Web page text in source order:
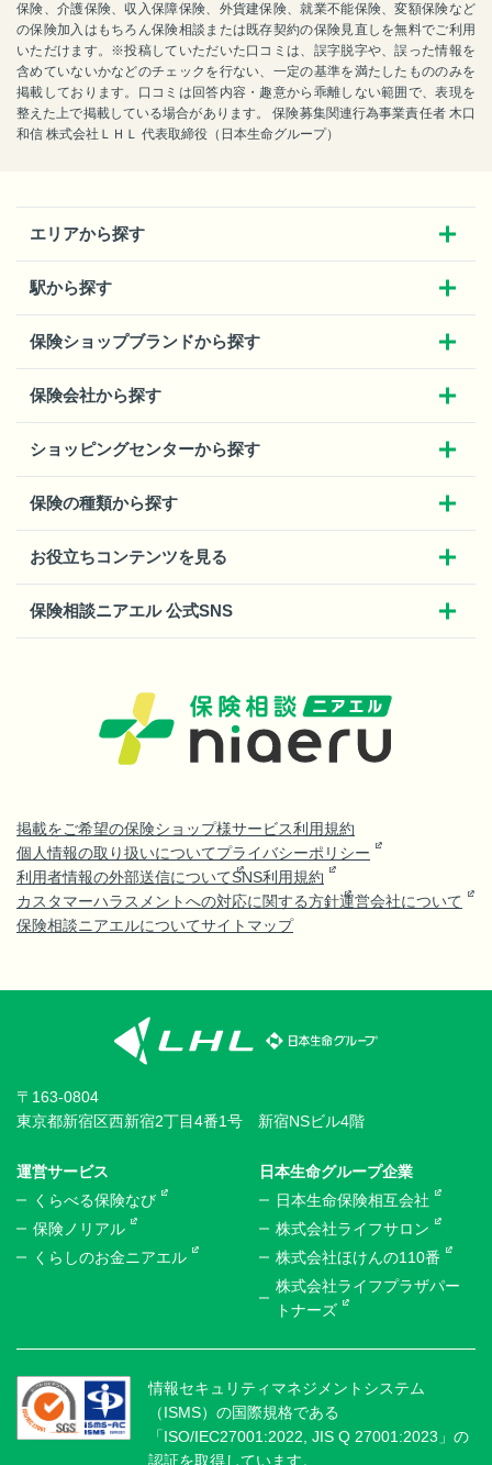
保険、介護保険、収入保障保険、外貨建保険、就業不能保険、変額保険など
の保険加入はもちろん保険相談または既存契約の保険見直しを無料でご利用
いただけます。※投稿していただいた口コミは、誤字脱字や、誤った情報を
含めていないかなどのチェックを行ない、一定の基準を満たしたもののみを
掲載しております。口コミは回答内容・趣意から乖離しない範囲で、表現を
整えた上で掲載している場合があります。 保険募集関連行為事業責任者 木口
和信 株式会社ＬＨＬ 代表取締役（日本生命グループ）
エリアから探す
駅から探す
保険ショップブランドから探す
保険会社から探す
ショッピングセンターから探す
保険の種類から探す
お役立ちコンテンツを見る
保険相談ニアエル 公式SNS
掲載をご希望の保険ショップ様サービス利用規約
個人情報の取り扱いについてプライバシーポリシー
利用者情報の外部送信についてSNS利用規約
カスタマーハラスメントへの対応に関する方針運営会社について
保険相談ニアエルについてサイトマップ
〒163-0804
東京都新宿区西新宿2丁目4番1号 新宿NSビル4階
運営サービス
くらべる保険なび
保険ノリアル
くらしのお金ニアエル
日本生命グループ企業
日本生命保険相互会社
株式会社ライフサロン
株式会社ほけんの110番
株式会社ライフプラザパー
トナーズ
情報セキュリティマネジメントシステム
（ISMS）の国際規格である
「ISO/IEC27001:2022, JIS Q 27001:2023」の
認証を取得しています。